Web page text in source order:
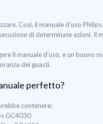
Così, il manuale d’uso
di determinate azioni.
il manuale d’uso, e un buono
dei guasti.
perfetto?
contenere:
GC4030